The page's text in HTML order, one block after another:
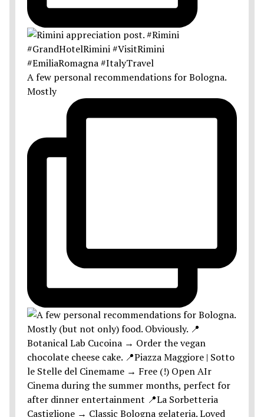
A few personal recommendations for Bologna.
Mostly